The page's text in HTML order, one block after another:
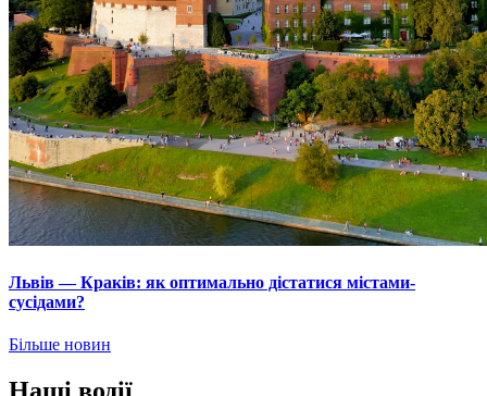
Львів — Краків: як оптимально дістатися містами-
сусідами?
Більше новин